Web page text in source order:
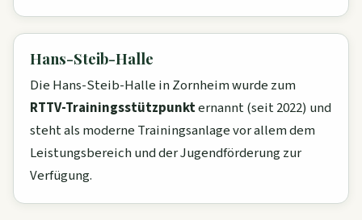
Hans-Steib-Halle
Die Hans-Steib-Halle in Zornheim wurde zum
RTTV-Trainingsstützpunkternannt (seit 2022) und
steht als moderne Trainingsanlage vor allem dem
Leistungsbereich und der Jugendförderung zur
Verfügung.